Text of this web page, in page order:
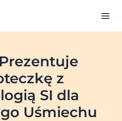
z
SI dla
Uśmiechu